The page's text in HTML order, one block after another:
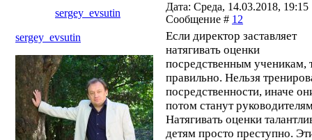
sergey_evsutin
Дата: Среда, 14.03.2018, 19:15
Сообщение # 12
sergey_evsutin
Если директор заставляет
натягивать оценки
посредственным ученикам,
правильно. Нельзя
посредственности, иначе
потом станут
Натягивать оценки
детям просто преступно.